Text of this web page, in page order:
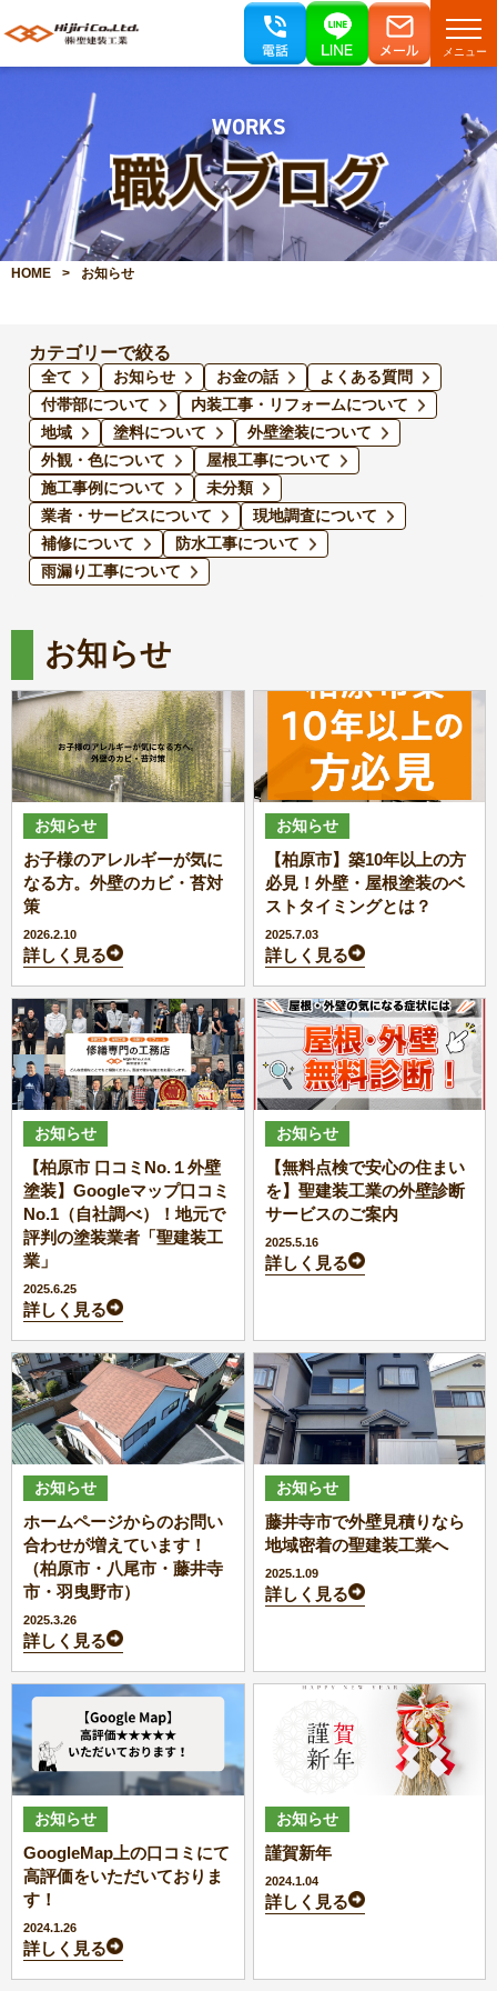
メニュー
WORKS
HOME お知らせ
カテゴリーで絞る
全て お知らせ お金の話
よくある質問
付帯部について
内装工事・リフォームについて
地域
塗料について
外壁塗装について
外観・色について
屋根工事について
施工事例について
未分類
業者・サービスについて
現地調査について
補修について
防水工事について
雨漏り工事について
お知らせ
お知らせ
お子様のアレルギーが気に
なる方。外壁のカビ・苔対
策
2026.2.10
詳しく見る
お知らせ
【柏原市】築10年以上の方
必見！外壁・屋根塗装のベ
ストタイミングとは？
2025.7.03
詳しく見る
お知らせ
【柏原市 口コミNo.１外壁
塗装】Googleマップ口コミ
No.1（自社調べ）！地元で
評判の塗装業者「聖建装工
業」
2025.6.25
詳しく見る
お知らせ
【無料点検で安心の住まい
を】聖建装工業の外壁診断
サービスのご案内
2025.5.16
詳しく見る
お知らせ
ホームページからのお問い
合わせが増えています！
（柏原市・八尾市・藤井寺
市・羽曳野市）
2025.3.26
詳しく見る
お知らせ
藤井寺市で外壁見積りなら
地域密着の聖建装工業へ
2025.1.09
詳しく見る
お知らせ
GoogleMap上の口コミにて
高評価をいただいておりま
す！
2024.1.26
詳しく見る
お知らせ
謹賀新年
2024.1.04
詳しく見る